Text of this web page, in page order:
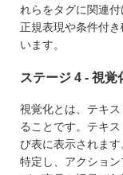
れらをタグに関連付
正規表現や条件付
います。
ステージ 4 - 視覚
視覚化とは、テキ
ることです。テキ
び表に表示されま
特定し、アクショ